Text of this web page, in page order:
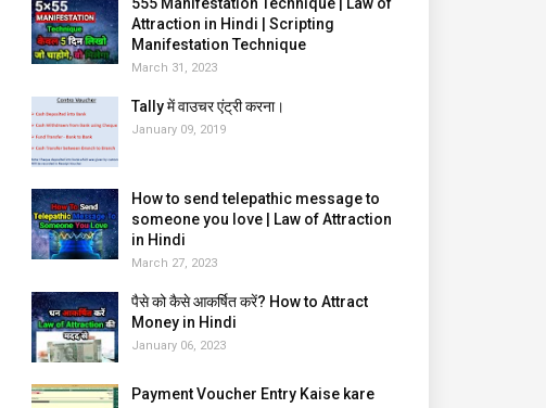
Attraction in Hindi | Scripting
Manifestation Technique
March 31, 2023
Tally में वाउचर एंट्री करना।
January 09, 2019
How to send telepathic message to
someone you love | Law of Attraction
in Hindi
March 27, 2023
पैसे को कैसे आकर्षित करें? How to Attract
Money in Hindi
January 06, 2023
Payment Voucher Entry Kaise kare